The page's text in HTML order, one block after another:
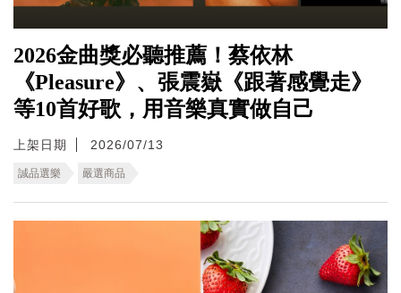
2026金曲獎必聽推薦！蔡依林
《Pleasure》、張震嶽《跟著感覺走》
等10首好歌，用音樂真實做自己
上架日期 2026/07/13
誠品選樂 嚴選商品